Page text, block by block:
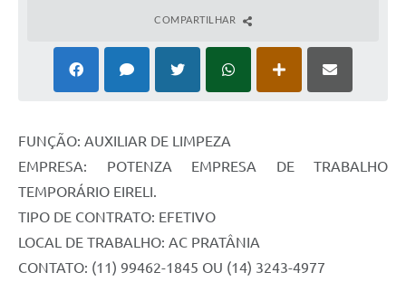
COMPARTILHAR
FUNÇÃO: AUXILIAR DE LIMPEZA
EMPRESA: POTENZA EMPRESA DE TRABALHO
TEMPORÁRIO EIRELI.
TIPO DE CONTRATO: EFETIVO
LOCAL DE TRABALHO: AC PRATÂNIA
CONTATO: (11) 99462-1845 OU (14) 3243-4977